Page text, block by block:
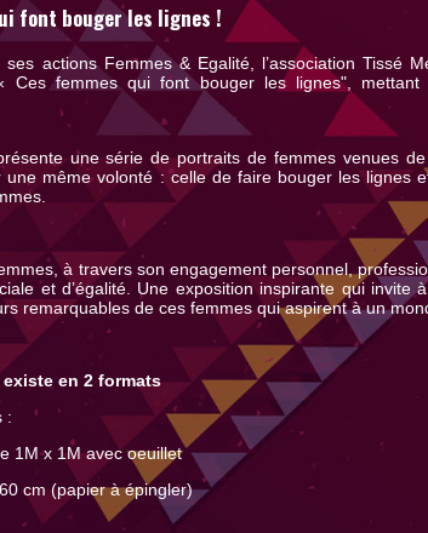
qui font bouger les lignes !
actions Femmes & Egalité, l’association Tissé
Ces femmes qui font bouger les lignes",
une série de portraits de femmes venues
une même volonté : celle de faire bouger les lignes
à travers son engagement personnel,
et d’égalité. Une exposition inspirante qui invite
remarquables de ces femmes qui aspirent à un
en 2 formats
:
1M x 1M avec oeuillet
cm (papier à épingler)